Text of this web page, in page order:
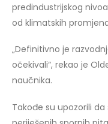
predindustrijskog
od klimatskih
„Definitivno je
očekivali“, rekao je
naučnika.
Takođe su upozorili